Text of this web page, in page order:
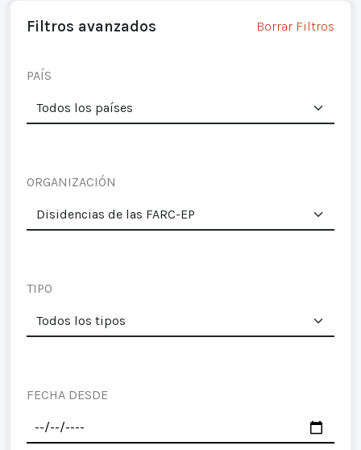
Filtros avanzados Borrar Filtros
PAÍS
ORGANIZACIÓN
TIPO
FECHA DESDE